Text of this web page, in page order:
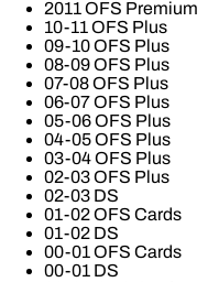
2011 OFS Premium
10-11 OFS Plus
09-10 OFS Plus
08-09 OFS Plus
07-08 OFS Plus
06-07 OFS Plus
05-06 OFS Plus
04-05 OFS Plus
03-04 OFS Plus
02-03 OFS Plus
02-03 DS
01-02 OFS Cards
01-02 DS
00-01 OFS Cards
00-01 DS